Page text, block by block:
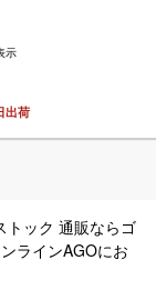
示
出荷
トック 通販ならゴ
ラインAGOにお